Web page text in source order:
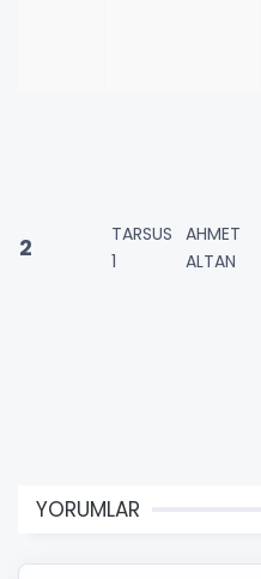
2
TARSUS
1
AHMET
ALTAN
YORUMLAR